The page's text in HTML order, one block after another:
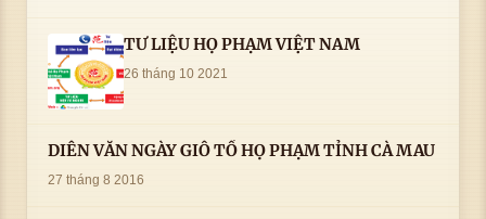
TƯ LIỆU HỌ PHẠM VIỆT NAM
26 tháng 10 2021
DIỄN VĂN NGÀY GIỖ TỔ HỌ PHẠM TỈNH CÀ MAU
27 tháng 8 2016